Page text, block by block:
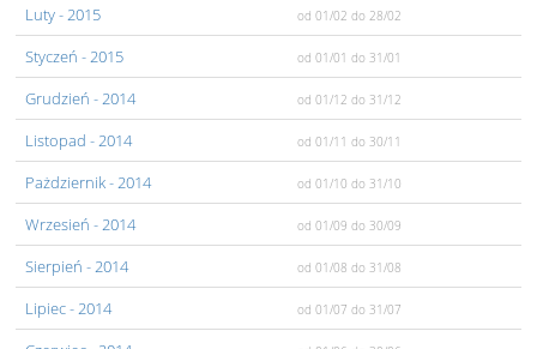
Luty- 2015 od 01/02 do 28/02
Styczeń - 2015 od 01/01 do 31/01
Grudzień - 2014 od 01/12 do 31/12
Listopad - 2014 od 01/11 do 30/11
Pażdziernik- 2014 od 01/10 do 31/10
Wrzesień - 2014 od 01/09 do 30/09
Sierpień - 2014 od 01/08 do 31/08
Lipiec- 2014 od 01/07 do 31/07